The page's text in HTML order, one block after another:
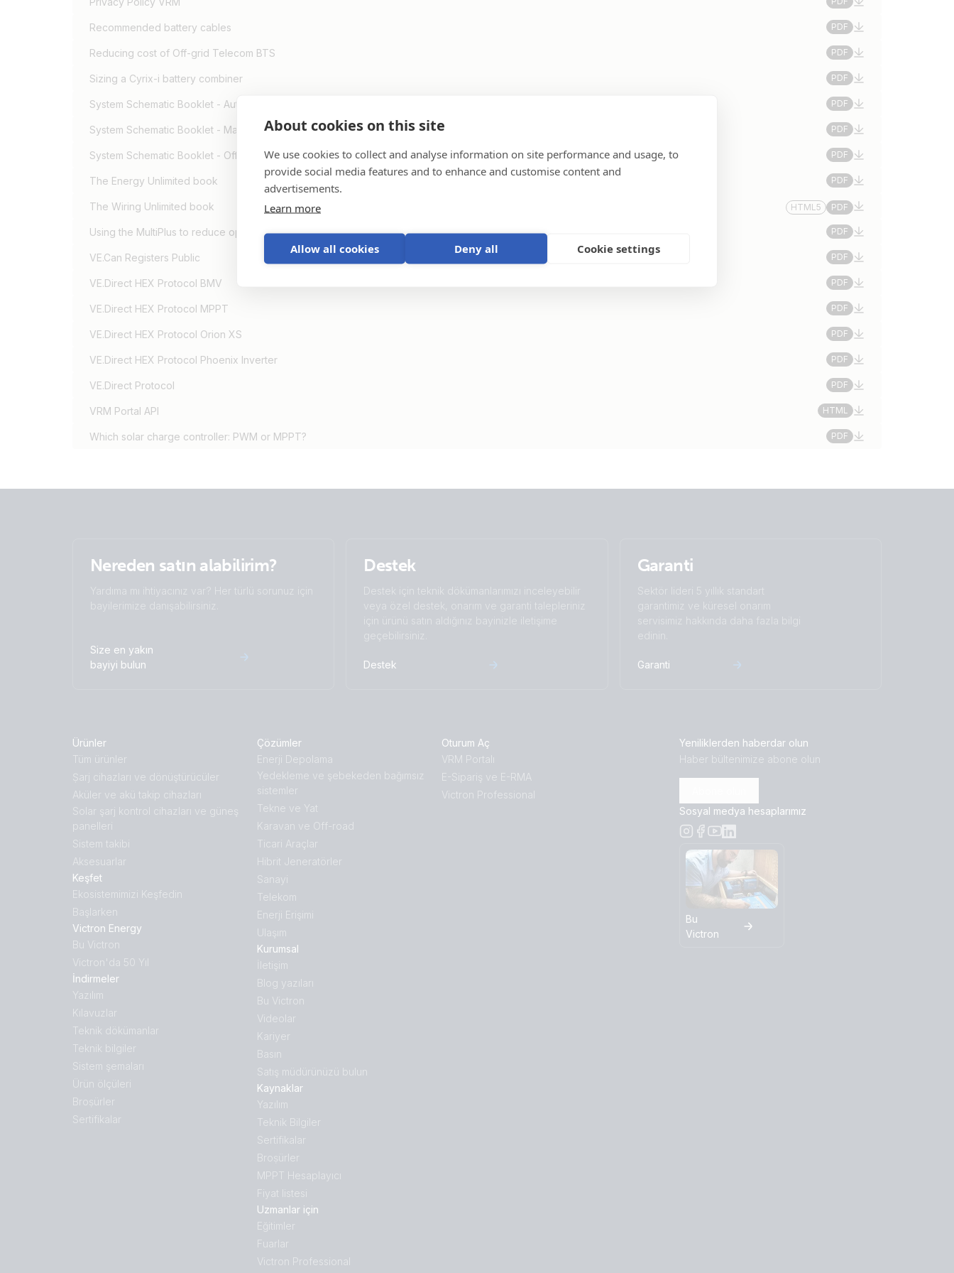
About cookies on this site
We use cookies to collect and analyse information on site performance and usage, to
provide social media features and to enhance and customise content and
advertisements.
Learn more
Allow all cookies Deny all Cookie settings
Recommended battery cables PDF
Reducing cost of Off-grid Telecom BTS PDF
Sizing a Cyrix-i battery combiner PDF
System Schematic Booklet - Automotive PDF
System Schematic Booklet - Marine PDF
System Schematic Booklet - Off-Grid, Backup & Storage Systems PDF
The Energy Unlimited book PDF
The Wiring Unlimited book HTML5 PDF
Using the MultiPlus to reduce operating cost of a generator PDF
VE.Can Registers Public PDF
VE.Direct HEX Protocol BMV PDF
VE.Direct HEX Protocol MPPT PDF
VE.Direct HEX Protocol Orion XS PDF
VE.Direct HEX Protocol Phoenix Inverter PDF
VE.Direct Protocol PDF
VRM Portal API HTML
Which solar charge controller: PWM or MPPT? PDF
Nereden satın alabilirim?
Yardıma mı ihtiyacınız var? Her türlü sorunuz için
bayilerimize danışabilirsiniz.
Size en yakın
bayiyi bulun
Destek
Destek için teknik dökümanlarımızı inceleyebilir
veya özel destek, onarım ve garanti talepleriniz
için ürünü satın aldığınız bayinizle iletişime
geçebilirsiniz.
Destek
Garanti
Sektör lideri 5 yıllık standart
garantimiz ve küresel onarım
servisimiz hakkında daha fazla bilgi
edinin.
Garanti
Ürünler
Tüm ürünler
Ṣarj cihazları ve dönüştürücüler
Aküler ve akü takip cihazları
Solar şarj kontrol cihazları ve güneş
panelleri
Sistem takibi
Aksesuarlar
Keşfet
Ekosistemimizi Keşfedin
Başlarken
Victron Energy
Bu Victron
Victron'da 50 Yıl
İndirmeler
Yazılım
Kılavuzlar
Teknik dökümanlar
Teknik bilgiler
Sistem şemaları
Ürün ölçüleri
Broṣürler
Sertifikalar
Çözümler
Enerji Depolama
Yedekleme ve şebekeden bağımsız
sistemler
Tekne ve Yat
Karavan ve Off-road
Ticari Araçlar
Hibrit Jeneratörler
Sanayi
Telekom
Enerji Erişimi
Ulaşım
Kurumsal
İletişim
Blog yazıları
Bu Victron
Videolar
Kariyer
Basın
Satış müdürünüzü bulun
Kaynaklar
Yazılım
Teknik Bilgiler
Sertifikalar
Broṣürler
MPPT Hesaplayıcı
Fiyat listesi
Uzmanlar için
Eğitimler
Fuarlar
Victron Professional
Oturum Aç
VRM Portalı
E-Sipariş ve E-RMA
Victron Professional
Yeniliklerden haberdar olun
Haber bültenimize abone olun
Sosyal medya hesaplarımız
Bu
Victron